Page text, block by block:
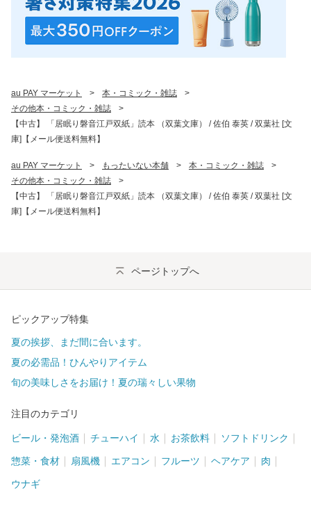
au PAY マーケット > 本・コミック・雑誌
>
その他本・コミック・雑誌
>
【中古】 「居眠り磐音江戸双紙」読本 （双葉文庫） / 佐伯 泰英 / 双葉社 [文
庫]【メール便送料無料】
au PAY マーケット > もったいない本舗 > 本・コミック・雑誌
>
その他本・コミック・雑誌
>
【中古】 「居眠り磐音江戸双紙」読本 （双葉文庫） / 佐伯 泰英 / 双葉社 [文
庫]【メール便送料無料】
ページトップへ
ピックアップ特集
夏の挨拶、まだ間に合います。
夏の必需品！ひんやりアイテム
旬の美味しさをお届け！夏の瑞々しい果物
注目のカテゴリ
ビール・発泡酒 チューハイ 水 お茶飲料 ソフトドリンク
惣菜・食材 扇風機 エアコン フルーツ ヘアケア 肉
ウナギ